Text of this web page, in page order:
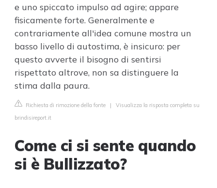
e uno spiccato impulso ad agire; appare
fisicamente forte. Generalmente e
contrariamente all'idea comune mostra un
basso livello di autostima, è insicuro: per
questo avverte il bisogno di sentirsi
rispettato altrove, non sa distinguere la
stima dalla paura.
Richiesta di rimozione della fonte | Visualizza la risposta completa su
brindisireport.it
Come ci si sente quando
si è Bullizzato?